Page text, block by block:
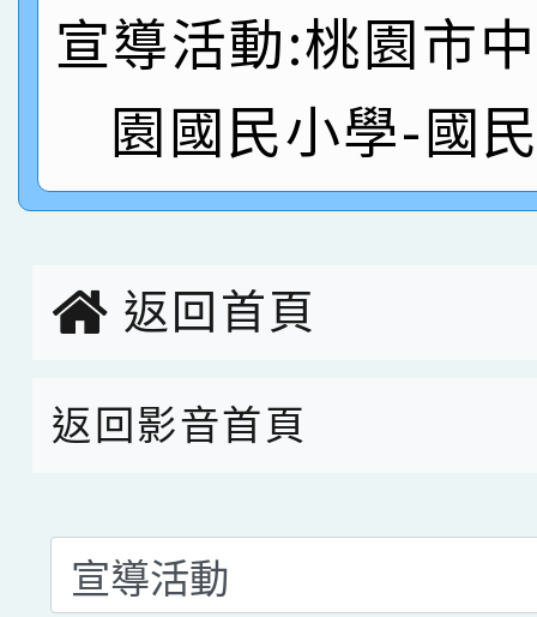
名
倩參加桃園市科展 國
名 指導老師王老師、
賀！本校四年二班張O
園市英語競賽國小朗
指導老師林老師
賀！本校參加桃園市中
賽 劉文瑛教師榮獲教
賀！本校參與2026世
市賽榮獲科學小創客佳
創客第三名。
宣導活動:桃園市
園國民小學-國
返回首頁
返回影音首頁